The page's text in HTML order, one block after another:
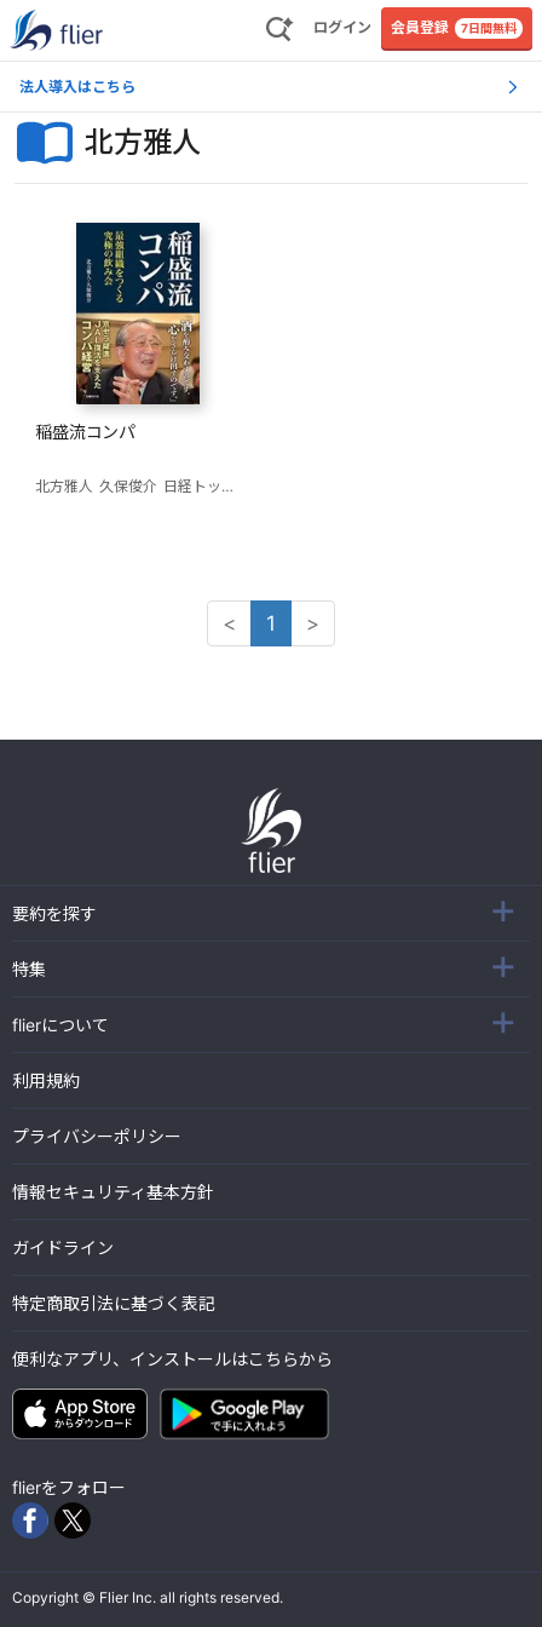
ログイン 会員登録 7日間無料
法人導入はこちら
北方雅人
稲盛流コンパ
北方雅人 久保俊介 日経トップリーダー編集
< 1 >
要約を探す
特集
flierについて
利用規約
プライバシーポリシー
情報セキュリティ基本方針
ガイドライン
特定商取引法に基づく表記
便利なアプリ、インストールはこちらから
flierをフォロー
Copyright © Flier Inc. all rights reserved.